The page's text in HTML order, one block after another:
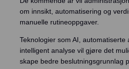
om innsikt, automatisering og
manuelle rutineoppgaver.
Teknologier som AI, automatiserte
intelligent analyse vil gjøre det
skape bedre beslutningsgrunnlag